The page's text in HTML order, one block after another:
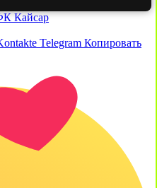
Кайсар
Telegram Копировать